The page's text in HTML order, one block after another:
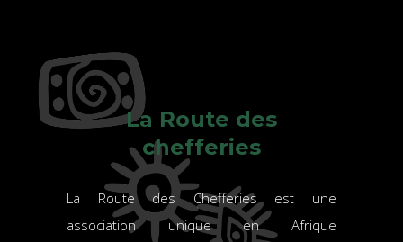
La Route des
chefferies
La Route des Chefferies est une
association unique en Afrique